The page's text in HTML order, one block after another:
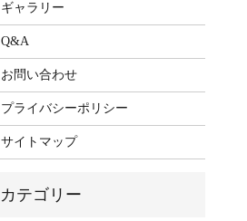
ギャラリー
Q&A
お問い合わせ
プライバシーポリシー
サイトマップ